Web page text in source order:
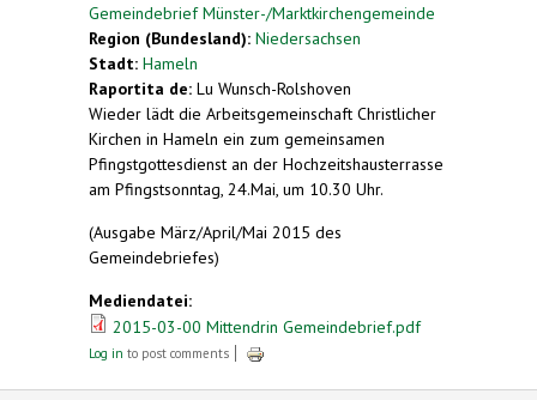
Gemeindebrief Münster-/Marktkirchengemeinde
Region (Bundesland): Niedersachsen
Stadt: Hameln
Raportita de: Lu Wunsch-Rolshoven
Wieder lädt die Arbeitsgemeinschaft Christlicher
Kirchen in Hameln ein zum gemeinsamen
Pfingstgottesdienst an der Hochzeitshausterrasse
am Pfingstsonntag, 24.Mai, um 10.30 Uhr.
(Ausgabe März/April/Mai 2015 des
Gemeindebriefes)
Mediendatei:
2015-03-00 Mittendrin Gemeindebrief.pdf
Log in to post comments